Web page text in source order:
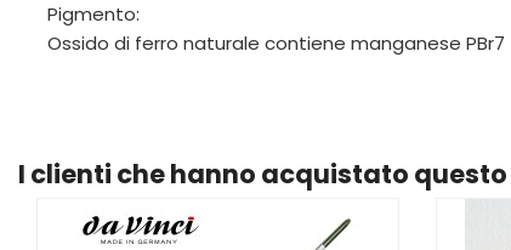
Pigmento:
Ossido di ferro naturale contiene manganese PBr7
I clienti che hanno acquistato